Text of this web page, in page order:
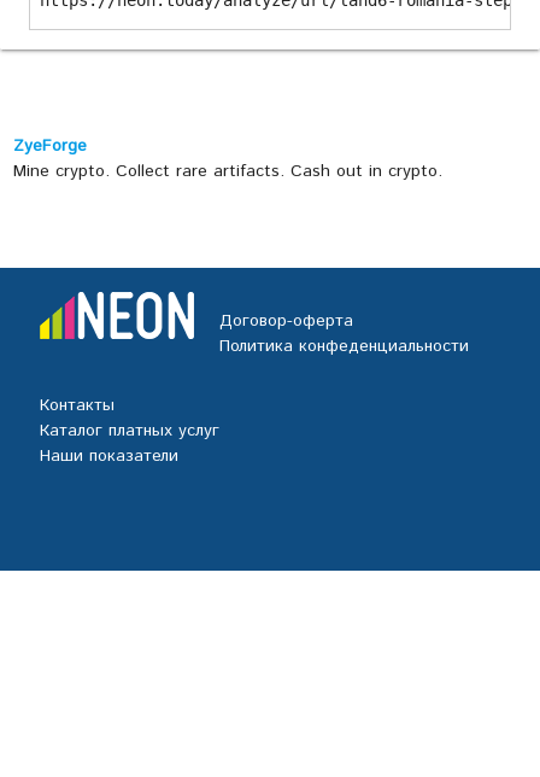
ZyeForge
Mine crypto. Collect rare artifacts. Cash out in crypto.
Договор-оферта
Политика конфеденциальности
Контакты
Каталог платных услуг
Наши показатели